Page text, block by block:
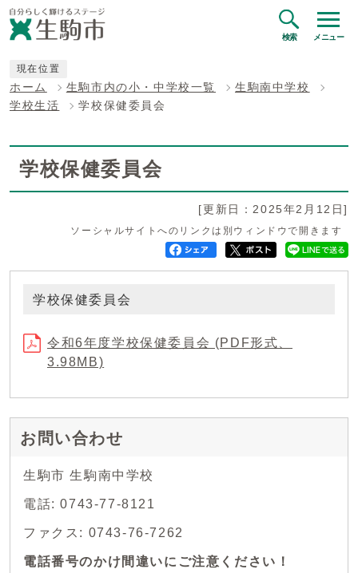
検索 メニュー
現在位置
ホーム 生駒市内の小・中学校一覧
生駒南中学校
学校生活
学校保健委員会
学校保健委員会
[更新日：2025年2月12日]
ソーシャルサイトへのリンクは別ウィンドウで開きます
学校保健委員会
令和6年度学校保健委員会 (PDF形式、
3.98MB)
お問い合わせ
生駒市 生駒南中学校
電話: 0743-77-8121
ファクス: 0743-76-7262
電話番号のかけ間違いにご注意ください！